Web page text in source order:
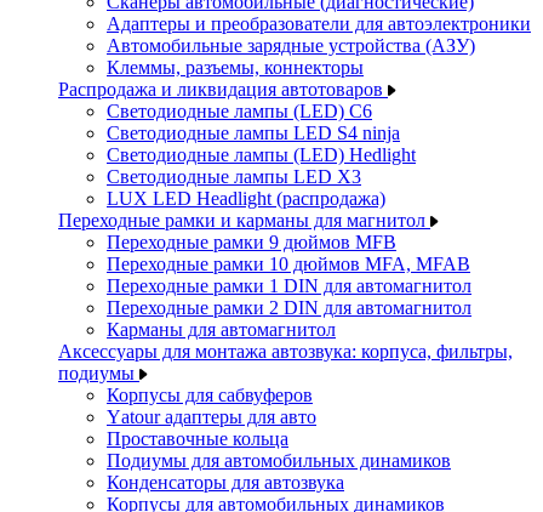
Адаптеры и преобразователи для автоэлектроники
Автомобильные зарядные устройства (АЗУ)
Клеммы, разъемы, коннекторы
Распродажа и ликвидация автотоваров
Светодиодные лампы (LED) C6
Светодиодные лампы LED S4 ninja
Светодиодные лампы (LED) Hedlight
Светодиодные лампы LED X3
LUX LED Headlight (распродажа)
Переходные рамки и карманы для магнитол
Переходные рамки 9 дюймов MFB
Переходные рамки 10 дюймов MFA, MFAB
Переходные рамки 1 DIN для автомагнитол
Переходные рамки 2 DIN для автомагнитол
Карманы для автомагнитол
Аксессуары для монтажа автозвука: корпуса, фильтры,
подиумы
Корпусы для сабвуферов
Yаtour адаптеры для авто
Проставочные кольца
Подиумы для автомобильных динамиков
Конденсаторы для автозвука
Корпусы для автомобильных динамиков